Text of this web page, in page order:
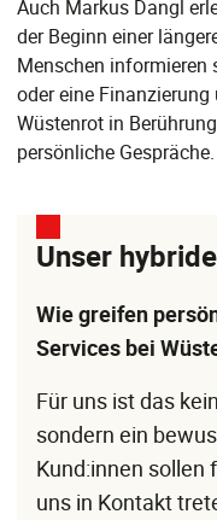
Auch Markus Dangl
der Beginn einer
Menschen informieren
oder eine
Wüstenrot in
persönliche Gespräche.
Unser
Wie greifen
Services bei
Für uns ist das
sondern ein
Kund:innen sollen
uns in Kontakt